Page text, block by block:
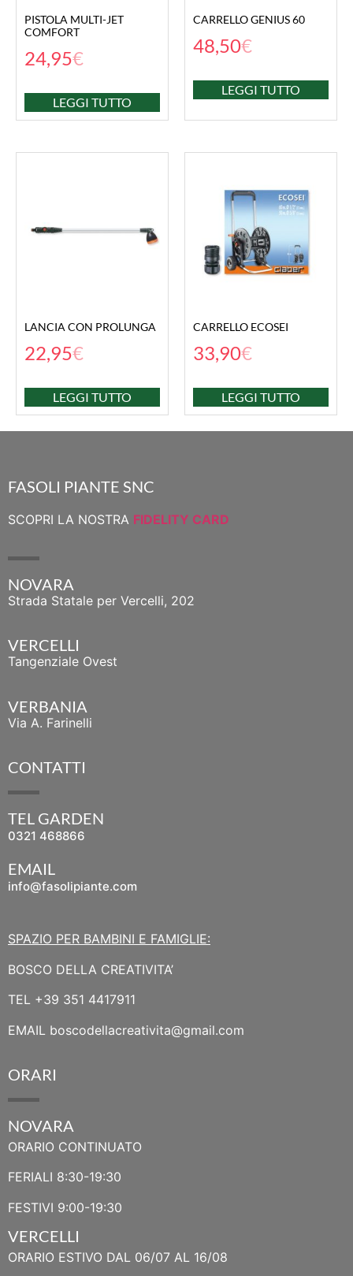
PISTOLA MULTI-JET
COMFORT
24,95€
LEGGI TUTTO
CARRELLO GENIUS 60
48,50€
LEGGI TUTTO
LANCIA CON PROLUNGA
22,95€
LEGGI TUTTO
CARRELLO ECOSEI
33,90€
LEGGI TUTTO
FASOLI PIANTE SNC
SCOPRI LA NOSTRA FIDELITY CARD
NOVARA
Strada Statale per Vercelli, 202
VERCELLI
Tangenziale Ovest
VERBANIA
Via A. Farinelli
CONTATTI
TEL GARDEN
0321 468866
EMAIL
info@fasolipiante.com
SPAZIO PER BAMBINI E FAMIGLIE:
BOSCO DELLA CREATIVITA’
TEL +39 351 4417911
EMAIL boscodellacreativita@gmail.com
ORARI
NOVARA
ORARIO CONTINUATO
FERIALI 8:30-19:30
FESTIVI 9:00-19:30
VERCELLI
ORARIO ESTIVO DAL 06/07 AL 16/08